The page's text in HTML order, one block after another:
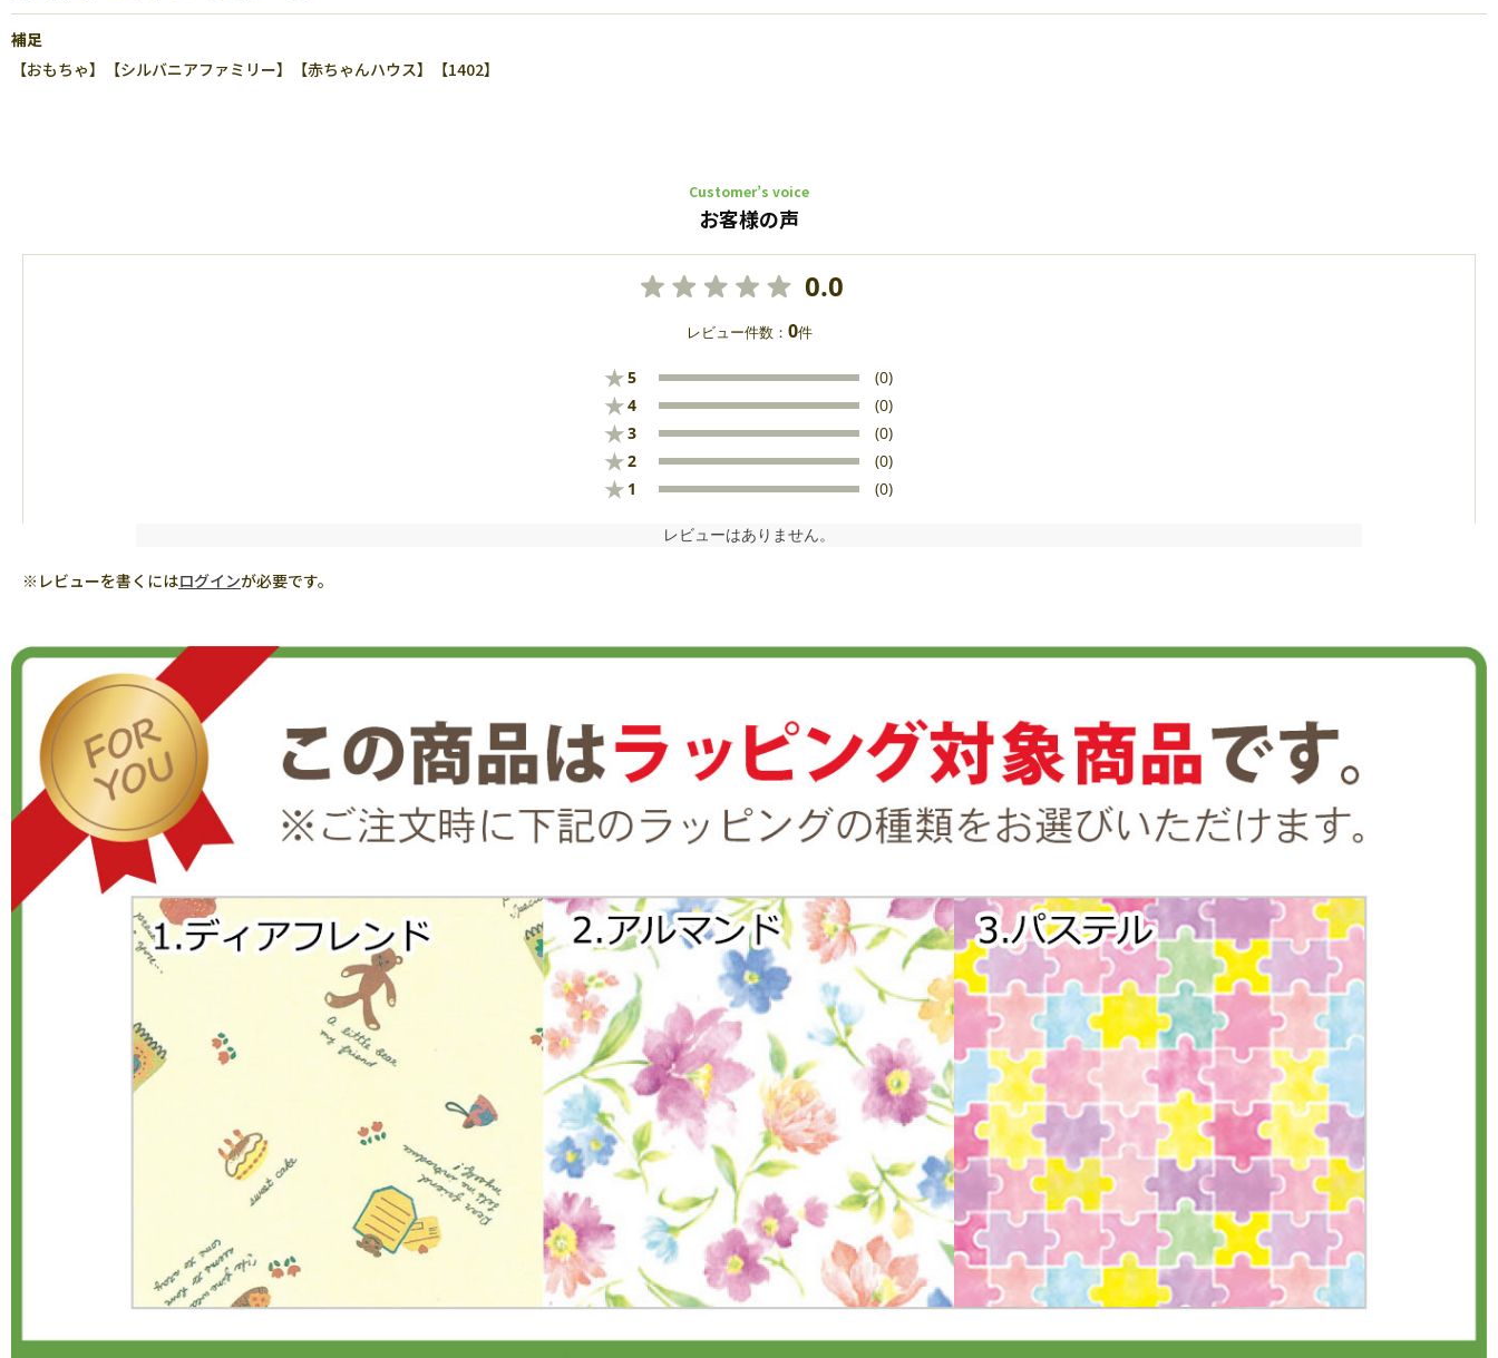
補足
【おもちゃ】【シルバニアファミリー】【赤ちゃんハウス】【1402】
Customer’s voice
お客様の声
0.0
レビュー件数： 0件
★5 (0)
★4 (0)
★3 (0)
★2 (0)
★ 1 (0)
レビューはありません。
※レビューを書くにはログインが必要です。